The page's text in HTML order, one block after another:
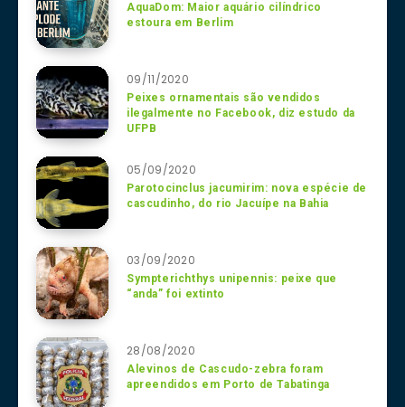
AquaDom: Maior aquário cilíndrico
estoura em Berlim
09/11/2020
Peixes ornamentais são vendidos
ilegalmente no Facebook, diz estudo da
UFPB
05/09/2020
Parotocinclus jacumirim: nova espécie de
cascudinho, do rio Jacuípe na Bahia
03/09/2020
Sympterichthys unipennis: peixe que
“anda” foi extinto
28/08/2020
Alevinos de Cascudo-zebra foram
apreendidos em Porto de Tabatinga